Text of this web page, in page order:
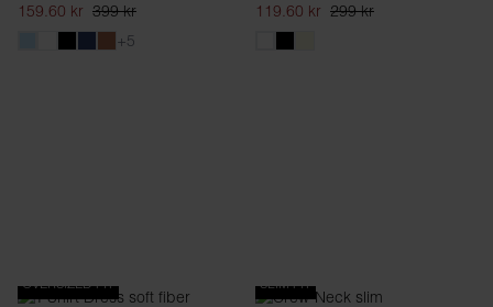
159.60 kr 399 kr
+5
119.60 kr 299 kr
OVERSIZED FIT SLIM FIT